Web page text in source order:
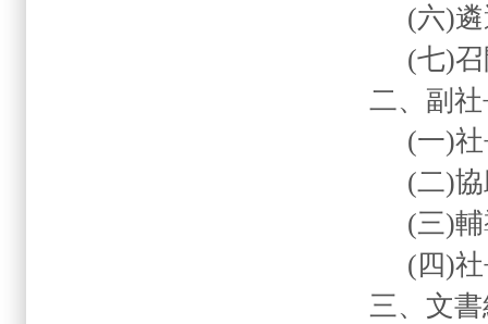
(六)
(七)
二、副
(一)
(二)
(三)
( 四)
三、文